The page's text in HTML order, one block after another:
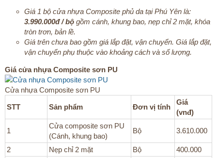
Giá 1 bộ cửa nhựa Composite phủ da tại Phú Yên là:
3.990.000đ / bộ gồm cánh, khung bao, nẹp chỉ 2 mặt, khóa
tròn trơn, bản lề.
Giá trên chưa bao gồm giá lắp đặt, vận chuyển. Giá lắp đặt,
vận chuyển phụ thuộc vào khoảng cách và số lượng.
Giá cửa nhựa Composite sơn PU
Cửa nhựa Composite sơn PU​
STT Sản phẩm Đơn vị tính
Giá
(vnđ)
1
Cửa composite sơn PU
(Cánh, khung bao)
Bộ 3.610.000
2 Nẹp chỉ 2 mặt Bộ
400.000